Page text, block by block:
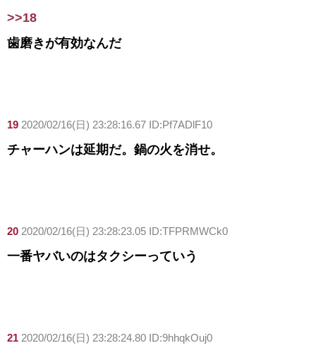
>>18
歯磨きが有効なんだ
19 2020/02/16(日) 23:28:16.67 ID:Pf7ADlF10
チャーハンは延期だ。鍋の火を消せ。
20 2020/02/16(日) 23:28:23.05 ID:TFPRMWCk0
一番ヤバいのはタクシーっていう
21 2020/02/16(日) 23:28:24.80 ID:9hhqkOuj0